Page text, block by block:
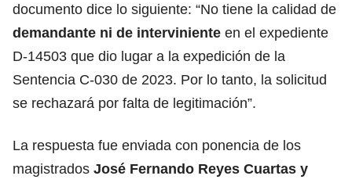
documento dice lo siguiente: “No tiene la calidad de
demandante ni de interviniente en el expediente
D-14503 que dio lugar a la expedición de la
Sentencia C-030 de 2023. Por lo tanto, la solicitud
se rechazará por falta de legitimación”.
La respuesta fue enviada con ponencia de los
magistrados José Fernando Reyes Cuartas y